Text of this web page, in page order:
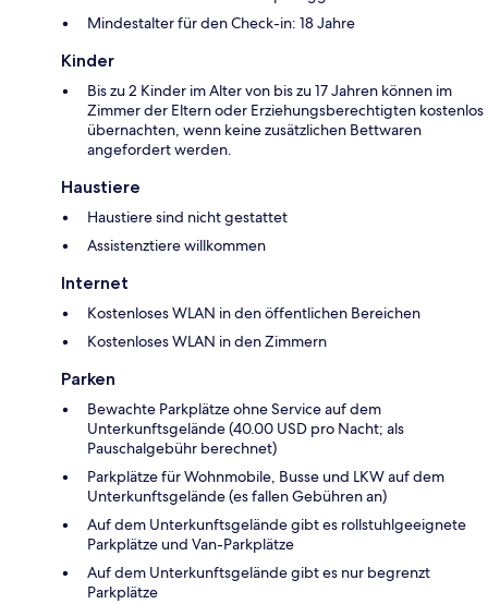
Mindestalter für den Check-in: 18 Jahre
Kinder
Bis zu 2 Kinder im Alter von bis zu 17 Jahren können im
Zimmer der Eltern oder Erziehungsberechtigten kostenlos
übernachten, wenn keine zusätzlichen Bettwaren
angefordert werden.
Haustiere
Haustiere sind nicht gestattet
Assistenztiere willkommen
Internet
Kostenloses WLAN in den öffentlichen Bereichen
Kostenloses WLAN in den Zimmern
Parken
Bewachte Parkplätze ohne Service auf dem
Unterkunftsgelände (40.00 USD pro Nacht; als
Pauschalgebühr berechnet)
Parkplätze für Wohnmobile, Busse und LKW auf dem
Unterkunftsgelände (es fallen Gebühren an)
Auf dem Unterkunftsgelände gibt es rollstuhlgeeignete
Parkplätze und Van-Parkplätze
Auf dem Unterkunftsgelände gibt es nur begrenzt
Parkplätze